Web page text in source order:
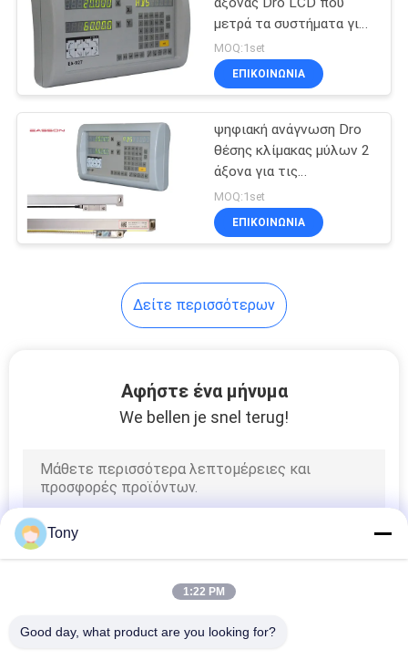
3 ψηφιακή
ανάγνωση άξονα
Γραμμικές
2 ψηφιακή
ανάγνωση άξονα
μετρά τα συστήματα για
τη μηχανή άλεσης
MOQ:1set
ΕΠΙΚΟΙΝΩΝΙΑ
ψηφιακή ανάγνωση Dro
θέσης κλίμακας μύλων 2
άξονα για τις
εργαλειομηχανές
MOQ:1set
ΕΠΙΚΟΙΝΩΝΙΑ
Δείτε περισσότερων
Αφήστε ένα μήνυμα
We bellen je snel terug!
Tony
1:22 PM
Good day, what product are you looking for?